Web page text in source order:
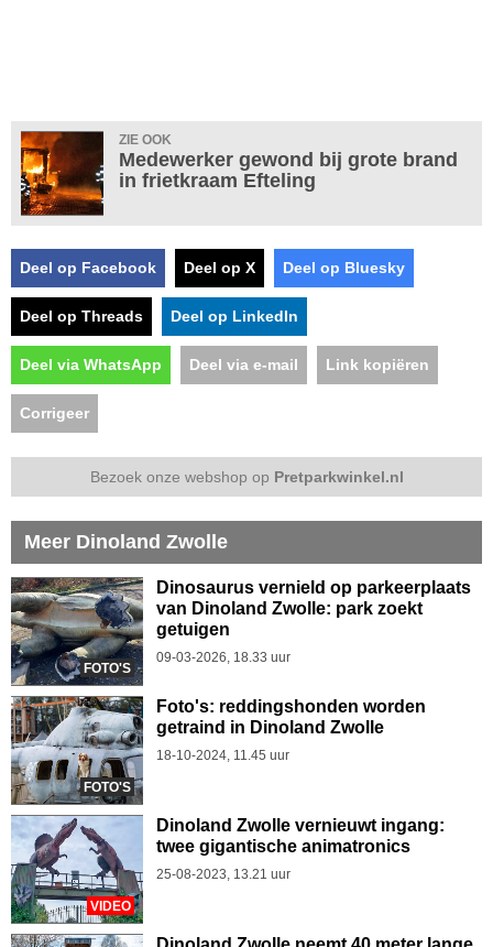
ZIE OOK
Medewerker gewond bij grote brand
in frietkraam Efteling
Deel op Facebook Deel op X Deel op Bluesky
Deel op Threads Deel op LinkedIn
Deel via WhatsApp Deel via e-mail Link kopiëren
Corrigeer
Bezoek onze webshop op Pretparkwinkel.nl
Meer Dinoland Zwolle
FOTO'S
Dinosaurus vernield op parkeerplaats
van Dinoland Zwolle: park zoekt
getuigen
09-03-2026, 18.33 uur
FOTO'S
Foto's: reddingshonden worden
getraind in Dinoland Zwolle
18-10-2024, 11.45 uur
VIDEO
Dinoland Zwolle vernieuwt ingang:
twee gigantische animatronics
25-08-2023, 13.21 uur